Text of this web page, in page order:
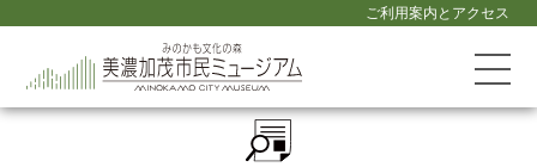
ご利用案内とアクセス